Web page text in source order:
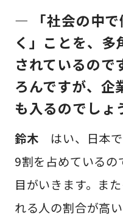
— 「社会の中で
く」ことを、多
されているので
ろんですが、企
も入るのでしょ
鈴木 はい、日本
9割を占めているの
目がいきます。ま
れる人の割合が高